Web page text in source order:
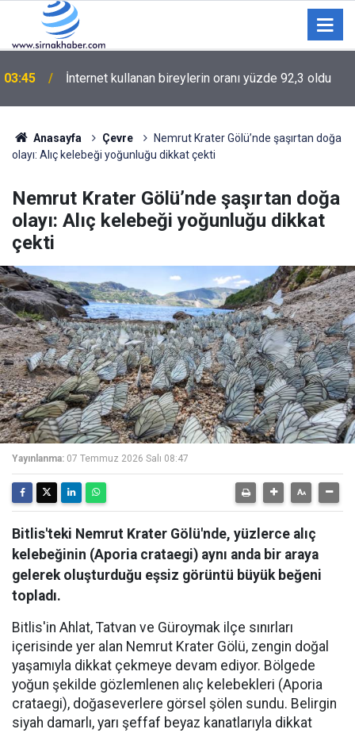
02:30
İsmail Kartal: "Rövanşa da 0-0 gibi giderek turu
geçmek istiyoruz"
Anasayfa Çevre
Nemrut Krater Gölü’nde şaşırtan doğa
olayı: Alıç kelebeği yoğunluğu dikkat çekti
Nemrut Krater Gölü’nde şaşırtan doğa
olayı: Alıç kelebeği yoğunluğu dikkat
çekti
Yayınlanma: 07 Temmuz 2026 Salı 08:47
Bitlis'teki Nemrut Krater Gölü'nde, yüzlerce alıç
kelebeğinin (Aporia crataegi) aynı anda bir araya
gelerek oluşturduğu eşsiz görüntü büyük beğeni
topladı.
Bitlis'in Ahlat, Tatvan ve Güroymak ilçe sınırları
içerisinde yer alan Nemrut Krater Gölü, zengin doğal
yaşamıyla dikkat çekmeye devam ediyor. Bölgede
yoğun şekilde gözlemlenen alıç kelebekleri (Aporia
crataegi), doğaseverlere görsel şölen sundu. Belirgin
siyah damarlı, yarı şeffaf beyaz kanatlarıyla dikkat